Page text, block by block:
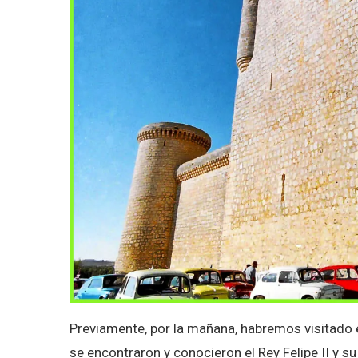
Previamente, por la mañana, habremos
se encontraron y conocieron el Rey Felipe II y